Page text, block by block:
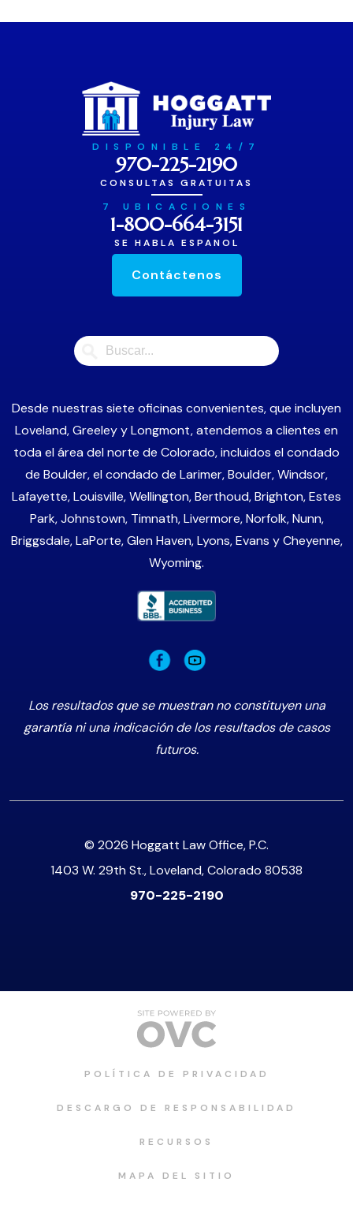
DISPONIBLE 24/7
970-225-2190
CONSULTAS GRATUITAS
7 UBICACIONES
1-800-664-3151
SE HABLA ESPANOL
Contáctenos
Desde nuestras siete oficinas convenientes, que incluyen
Loveland, Greeley y Longmont, atendemos a clientes en
toda el área del norte de Colorado, incluidos el condado
de Boulder, el condado de Larimer, Boulder, Windsor,
Lafayette, Louisville, Wellington, Berthoud, Brighton, Estes
Park, Johnstown, Timnath, Livermore, Norfolk, Nunn,
Briggsdale, LaPorte, Glen Haven, Lyons, Evans y Cheyenne,
Wyoming.
Los resultados que se muestran no constituyen una
garantía ni una indicación de los resultados de casos
futuros.
© 2026 Hoggatt Law Office, P.C.
1403 W. 29th St., Loveland, Colorado 80538
970-225-2190
POLÍTICA DE PRIVACIDAD
DESCARGO DE RESPONSABILIDAD
RECURSOS
MAPA DEL SITIO